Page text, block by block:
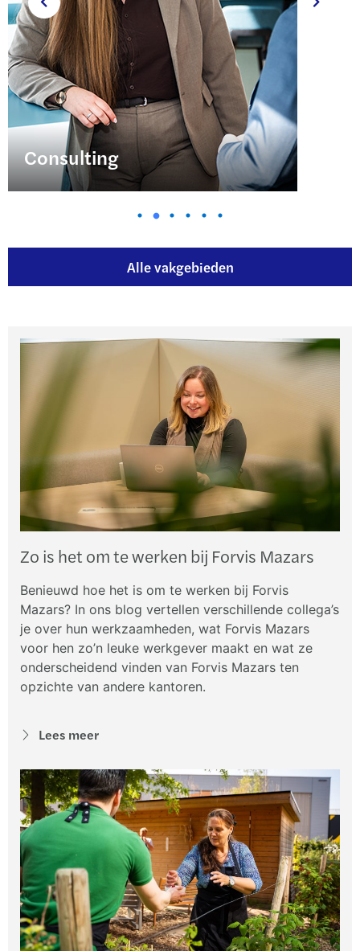
Financial advisory
Alle vakgebieden
Zo is het om te werken bij Forvis Mazars
Benieuwd hoe het is om te werken bij Forvis
Mazars? In ons blog vertellen verschillende collega’s
je over hun werkzaamheden, wat Forvis Mazars
voor hen zo’n leuke werkgever maakt en wat ze
onderscheidend vinden van Forvis Mazars ten
opzichte van andere kantoren.
Lees meer